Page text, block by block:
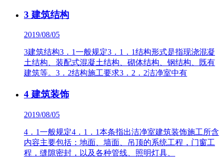
3 建筑结构
2019/08/05
3建筑结构3．1一般规定3．1．1结构形式是指现浇混凝
土结构、装配式混凝土结构、砌体结构、钢结构、既有
建筑等。3．2结构施工要求3．2．2洁净室中有
4 建筑装饰
2019/08/05
4．1一般规定4．1．1本条指出洁净室建筑装饰施工所含
内容主要包括：地面、墙面、吊顶的系统工程，门窗工
程，缝隙密封，以及各种管线、照明灯具、